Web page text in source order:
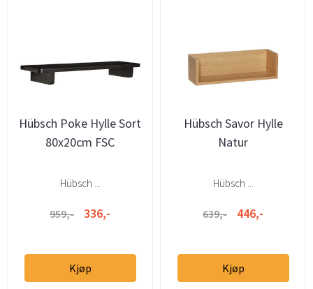
Hübsch Poke Hylle Sort
80x20cm FSC
Hübsch ...
959,- 336,-
Kjøp
Hübsch Savor Hylle
Natur
Hübsch ...
639,- 446,-
Kjøp